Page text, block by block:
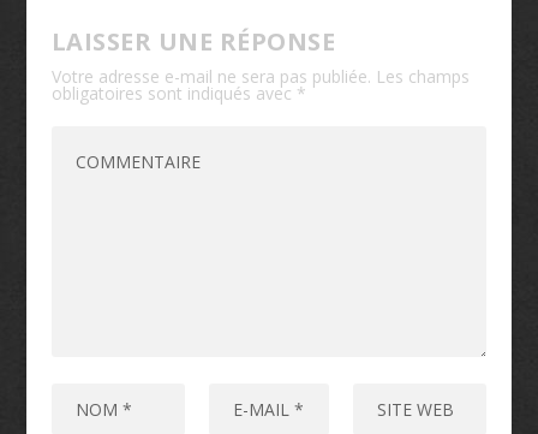
LAISSER UNE RÉPONSE
Votre adresse e-mail ne sera pas publiée. Les champs
obligatoires sont indiqués avec *